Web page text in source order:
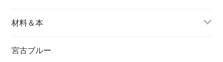
バングル＆ブレスレット
ペンダント
バッグ
材料＆本
宮古ブルー